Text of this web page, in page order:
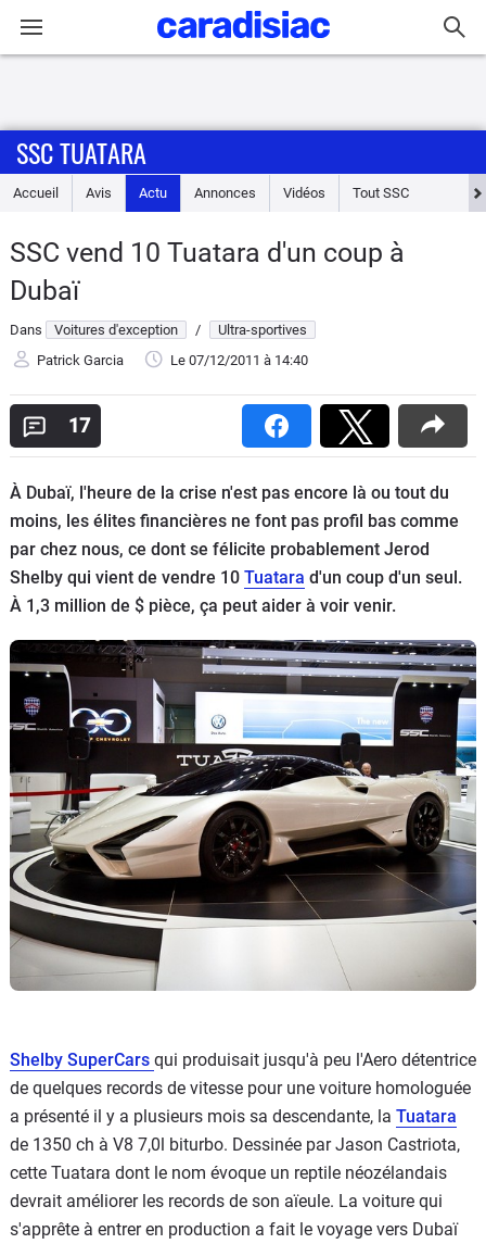
Accueil
Essais
Guide
d'achat
Electriques
Utilitaires
Flottes
Auto
Services
Forum
Moto
Marques
SSC TUATARA
Accueil Avis Actu Annonces Vidéos Tout SSC
SSC vend 10 Tuatara d'un coup à
Dubaï
Dans Voitures d'exception /
Ultra-sportives
Patrick Garcia
Le 07/12/2011 à 14:40
17
À Dubaï, l'heure de la crise n'est pas encore là ou tout du
moins, les élites financières ne font pas profil bas comme
par chez nous, ce dont se félicite probablement Jerod
Shelby qui vient de vendre 10 Tuatara d'un coup d'un seul.
À 1,3 million de $ pièce, ça peut aider à voir venir.
Shelby SuperCars qui produisait jusqu'à peu l'Aero détentrice
de quelques records de vitesse pour une voiture homologuée
a présenté il y a plusieurs mois sa descendante, la Tuatara
de 1350 ch à V8 7,0l biturbo. Dessinée par Jason Castriota,
cette Tuatara dont le nom évoque un reptile néozélandais
devrait améliorer les records de son aïeule. La voiture qui
s'apprête à entrer en production a fait le voyage vers Dubaï